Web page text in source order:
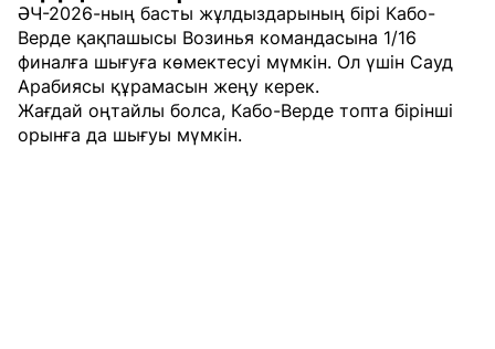
ӘЧ-2026-ның басты жұлдыздарының бірі Кабо-
Верде қақпашысы Возинья командасына 1/16
финалға шығуға көмектесуі мүмкін. Ол үшін Сауд
Арабиясы құрамасын жеңу керек.
Жағдай оңтайлы болса, Кабо-Верде топта бірінші
орынға да шығуы мүмкін.